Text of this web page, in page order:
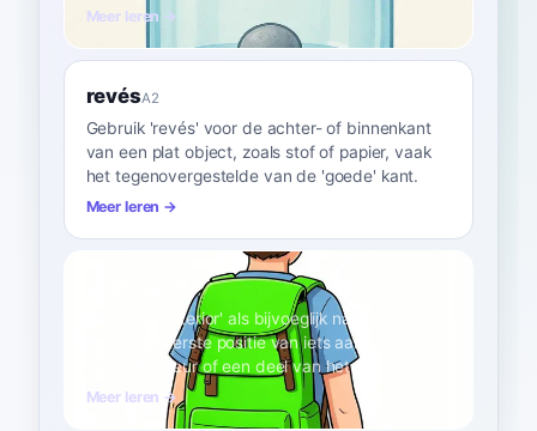
Meer leren →
revésA2
Gebruik 'revés' voor de achter- of binnenkant
van een plat object, zoals stof of papier, vaak
het tegenovergestelde van de 'goede' kant.
Meer leren →
Gebruik 'posterior' als bijvoeglijk naamwoord
om de achterste positie van iets aan te geven,
zoals een deur of een deel van het lichaam.
Meer leren →